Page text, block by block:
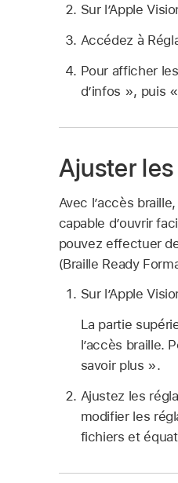
Sur l’Apple
Accédez à
Pour afficher
d’infos », puis
Ajuster
Avec l’accès
capable d’ouvrir
pouvez effectuer
(Braille Ready
Sur l’Apple
La partie
l’accès braille.
savoir plus ».
Ajustez les
modifier les
fichiers et